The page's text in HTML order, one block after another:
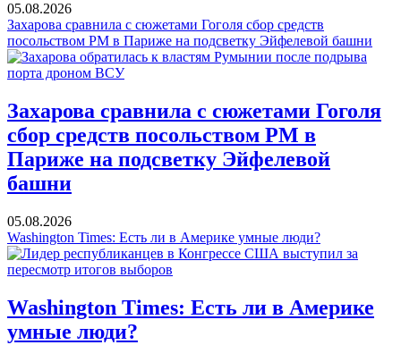
05.08.2026
Захарова сравнила с сюжетами Гоголя сбор средств
посольством РМ в Париже на подсветку Эйфелевой башни
Захарова сравнила с сюжетами Гоголя
сбор средств посольством РМ в
Париже на подсветку Эйфелевой
башни
05.08.2026
Washington Times: Есть ли в Америке умные люди?
Washington Times: Есть ли в Америке
умные люди?